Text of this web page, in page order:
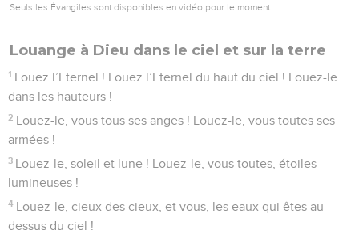
Seuls les Évangiles sont disponibles en vidéo pour le moment.
Louange à Dieu dans le ciel et sur la terre
1 Louez l’Eternel ! Louez l’Eternel du haut du ciel ! Louez-le
dans les hauteurs !
2 Louez-le, vous tous ses anges ! Louez-le, vous toutes ses
armées !
3 Louez-le, soleil et lune ! Louez-le, vous toutes, étoiles
lumineuses !
4 Louez-le, cieux des cieux, et vous, les eaux qui êtes au-
dessus du ciel !